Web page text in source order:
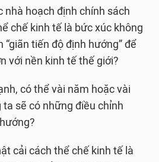
nhà hoạch định chính sách
chế kinh tế là bức xúc không
tiến độ định hướng” để
với nền kinh tế thế giới?
có thể vài năm hoặc vài
sẽ có những điều chỉnh
cải cách thể chế kinh tế là